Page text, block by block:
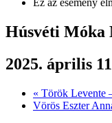
Ez az esemény
Húsvéti Móka
2025. április
« Török Levente
Vörös Eszter